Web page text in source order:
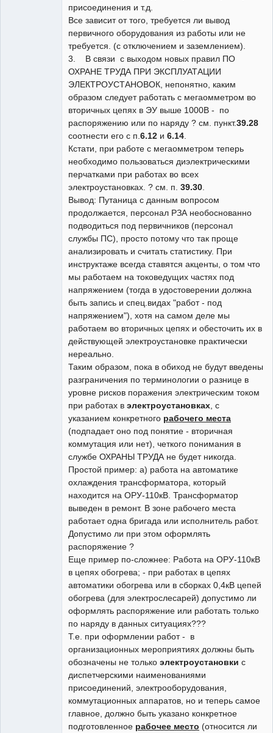
присоединения и т.д.
Все зависит от того, требуется ли вывод
первичного оборудования из работы или не
требуется. (с отключением и заземлением).
3. В связи с выходом новых правил ПО
ОХРАНЕ ТРУДА ПРИ ЭКСПЛУАТАЦИИ
ЭЛЕКТРОУСТАНОВОК, непонятно, каким
образом следует работать с мегаомметром во
вторичных цепях в ЭУ выше 1000В - по
распоряжению или по наряду ? см. пункт.39.28
соотнести его с п. 6.12 и 6.14
Кстати, при работе с мегаомметром теперь
необходимо пользоваться диэлектрическими
перчатками при работах во всех
электроустановках. ? см. п. 39.30
Вывод: Путаница с данным вопросом
продолжается, персонал РЗА необоснованно
подводиться под первичников (персонал
службы ПС), просто потому что так проще
анализировать и считать статистику. При
инструктаже всегда ставятся акценты, о том что
мы работаем на токоведущих частях под
напряжением (тогда в удостоверении должна
быть запись и спец.видах "работ - под
напряжением"), хотя на самом деле мы
работаем во вторичных цепях и обесточить их в
действующей электроустановке практически
нереально.
Таким образом, пока в обиход не будут введены
разграничения по терминологии о разнице в
уровне рисков поражения электрическим током
при работах в электроустановках , с
указанием конкретного рабочего места
(подпадает оно под понятие - вторичная
коммутация или нет), четкого понимания в
службе ОХРАНЫ ТРУДА не будет никогда.
Простой пример: а) работа на автоматике
охлаждения трансформатора, который
находится на ОРУ-110кВ. Трансформатор
выведен в ремонт. В зоне рабочего места
работает одна бригада или исполнитель работ.
Допустимо ли при этом оформлять
распоряжение ?
Еще пример по-сложнее: Работа на ОРУ-110кВ
в цепях обогрева; - при работах в цепях
автоматики обогрева или в сборках 0,4кВ цепей
обогрева (для электрослесарей) допустимо ли
оформлять распоряжение или работать только
по наряду в данных ситуациях???
Т.е. при оформлении работ - в
организационных мероприятиях должны быть
обозначены не только электроустановки с
диспетчерскими наименованиями
присоединений, электрооборудования,
коммутационных аппаратов, но и теперь самое
главное, должно быть указано конкретное
подготовленное рабочее место (относится ли